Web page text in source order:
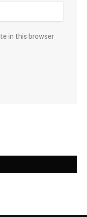
in this browser